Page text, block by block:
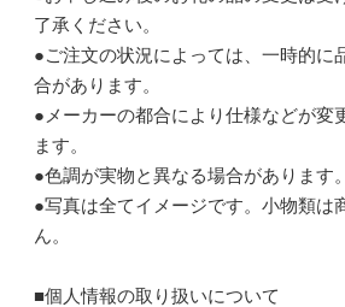
了承ください。
●ご注文の状況によっては、一時的に
合があります。
●メーカーの都合により仕様などが変
ます。
●色調が実物と異なる場合があります。
●写真は全てイメージです。小物類は
ん。
■個人情報の取り扱いについて